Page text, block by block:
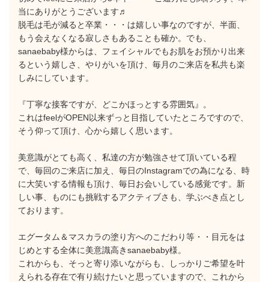
当にありがとうございます♬
脱毛は毛が減ると卒業・・・は嬉しい事なのですが、半面、
もう会えなくなる寂しさもあることも確か。でも、
sanaebaby様からは、フェイシャルでもお肌をお預かり出来
るという嬉しさ、やりがいを頂け、毎月のご来店を私共も楽
しみにしています。
『丁寧な接客ですが、どこかほっとする雰囲気』。
これはfeelがOPEN以来ずっと目指していたところですので、
そう仰って頂け、心から嬉しく思います。
美意識がとても高く、私達の方が勉強させて頂いている程
で、毎回のご来店に加え、毎日のInstagramでの為になる、時
に大笑いする情報も頂け、毎日お会いしている感覚です。新
しい事、ものにも挑戦するアクティブさも、学ぶべき点とし
ております。
エグータム＆マスカラの塗り方へのこだわり等・・目元をは
じめとする全体に美意識高きsanaebaby様。
これからも、そっと寄り添いながらも、しっかりご希望を叶
えられる存在で有り続けたいと思っていますので、これから